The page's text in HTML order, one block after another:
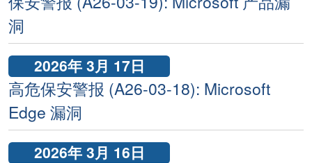
洞
2026年 3月 17日
高危保安警报 (A26-03-18): Microsoft
Edge 漏洞
2026年 3月 16日